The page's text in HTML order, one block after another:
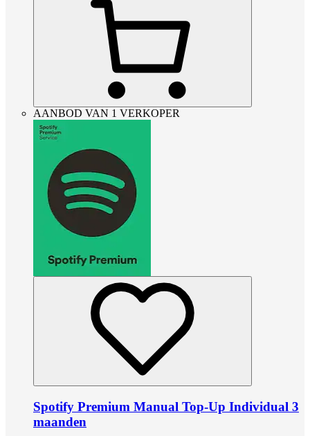
AANBOD VAN 1 VERKOPER
Spotify Premium Manual Top-Up Individual 3
maanden